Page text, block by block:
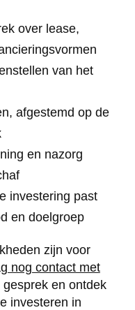
over lease,
van het
afgestemd op de
en nazorg
investering past
en doelgroep
zijn voor
nog contact met
en ontdek
investeren in